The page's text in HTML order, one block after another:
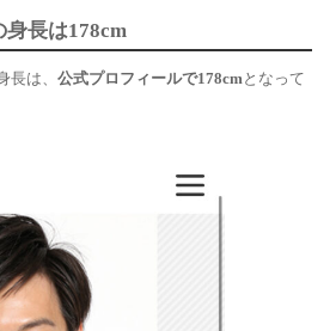
長は178cm
長は、 公式プロフィールで178cmとなって